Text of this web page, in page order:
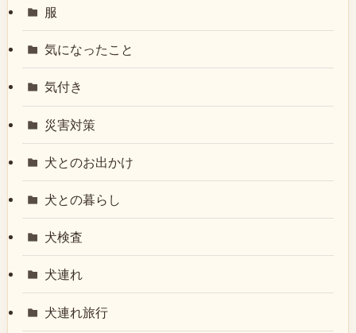
服
気になったこと
気付き
災害対策
犬とのお出かけ
犬との暮らし
犬検査
犬連れ
犬連れ旅行